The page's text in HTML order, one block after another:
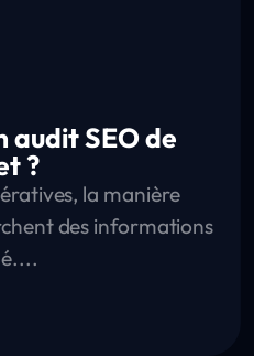
audit SEO de
?
la manière
des informations